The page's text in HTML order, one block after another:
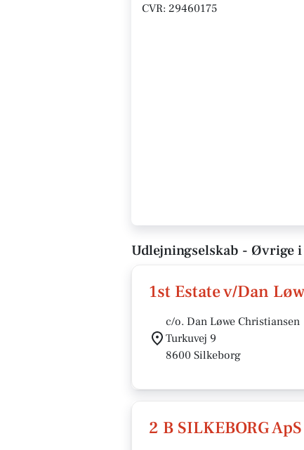
CVR: 29460175
Udlejningselskab - Øvrige
1st Estate v/Dan
c/o. Dan Løwe Christiansen
Turkuvej 9
8600 Silkeborg
2 B SILKEBORG ApS